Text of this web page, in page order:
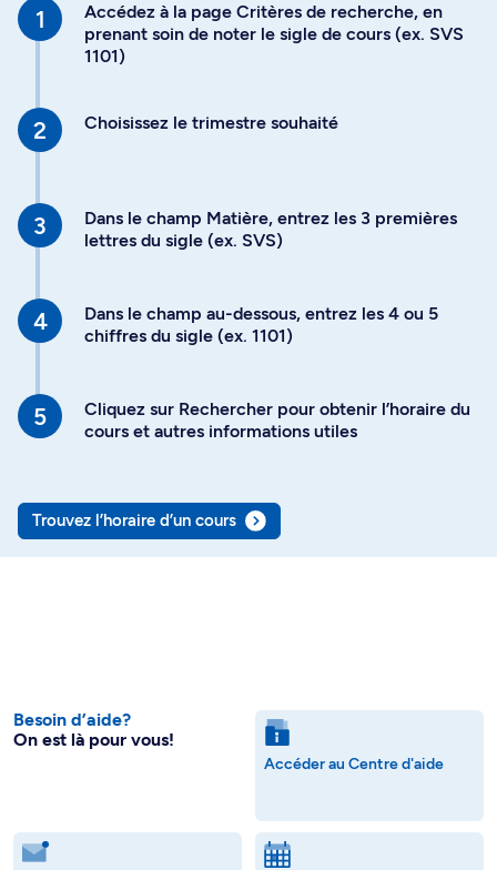
Accédez à la page Critères de recherche, en
prenant soin de noter le sigle de cours (ex. SVS
1101)
Choisissez le trimestre souhaité
Dans le champ Matière, entrez les 3 premières
lettres du sigle (ex. SVS)
Dans le champ au-dessous, entrez les 4 ou 5
chiffres du sigle (ex. 1101)
Cliquez sur Rechercher pour obtenir l’horaire du
cours et autres informations utiles
Trouvez l’horaire d’un cours
Besoin d’aide?
On est là pour vous!
Accéder au Centre d'aide